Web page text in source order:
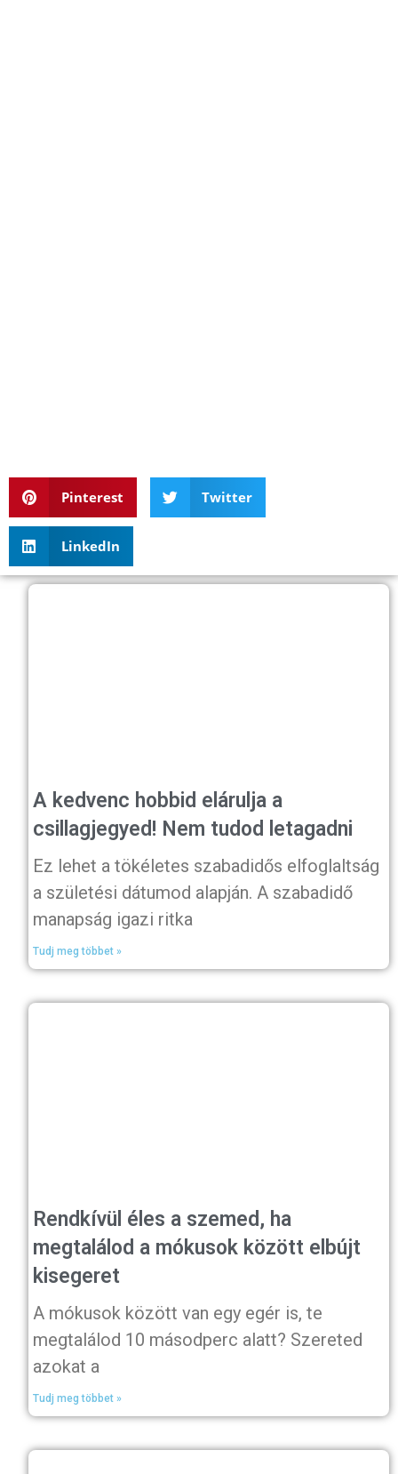
Pinterest Twitter
LinkedIn
A kedvenc hobbid elárulja a
csillagjegyed! Nem tudod letagadni
Ez lehet a tökéletes szabadidős elfoglaltság
a születési dátumod alapján. A szabadidő
manapság igazi ritka
Tudj meg többet »
Rendkívül éles a szemed, ha
megtalálod a mókusok között elbújt
kisegeret
A mókusok között van egy egér is, te
megtalálod 10 másodperc alatt? Szereted
azokat a
Tudj meg többet »